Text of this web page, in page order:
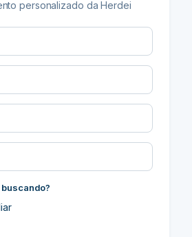
personalizado da Herdei